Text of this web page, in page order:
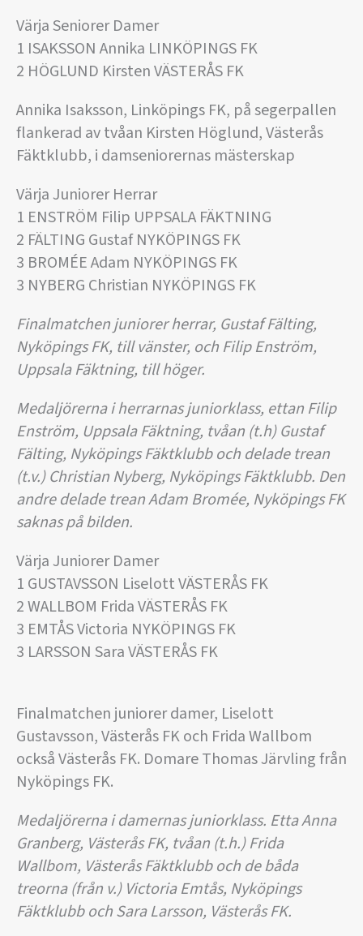
Värja Seniorer Damer
1 ISAKSSON Annika LINKÖPINGS FK
2 HÖGLUND Kirsten VÄSTERÅS FK
Annika Isaksson, Linköpings FK, på segerpallen
flankerad av tvåan Kirsten Höglund, Västerås
Fäktklubb, i damseniorernas mästerskap
Värja Juniorer Herrar
1 ENSTRÖM Filip UPPSALA FÄKTNING
2 FÄLTING Gustaf NYKÖPINGS FK
3 BROMÉE Adam NYKÖPINGS FK
3 NYBERG Christian NYKÖPINGS FK
Finalmatchen juniorer herrar, Gustaf Fälting,
Nyköpings FK, till vänster, och Filip Enström,
Uppsala Fäktning, till höger.
Medaljörerna i herrarnas juniorklass, ettan Filip
Enström, Uppsala Fäktning, tvåan (t.h) Gustaf
Fälting, Nyköpings Fäktklubb och delade trean
(t.v.) Christian Nyberg, Nyköpings Fäktklubb. Den
andre delade trean Adam Bromée, Nyköpings FK
saknas på bilden.
Värja Juniorer Damer
1 GUSTAVSSON Liselott VÄSTERÅS FK
2 WALLBOM Frida VÄSTERÅS FK
3 EMTÅS Victoria NYKÖPINGS FK
3 LARSSON Sara VÄSTERÅS FK
Finalmatchen juniorer damer, Liselott
Gustavsson, Västerås FK och Frida Wallbom
också Västerås FK. Domare Thomas Järvling från
Nyköpings FK.
Medaljörerna i damernas juniorklass. Etta Anna
Granberg, Västerås FK, tvåan (t.h.) Frida
Wallbom, Västerås Fäktklubb och de båda
treorna (från v.) Victoria Emtås, Nyköpings
Fäktklubb och Sara Larsson, Västerås FK.